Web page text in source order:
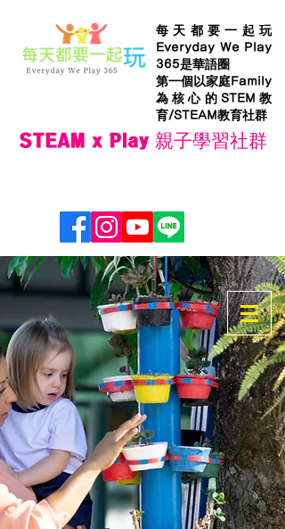
每天都要一起玩
Everyday We Play
365是華語圈
第一個以家庭Family
為核心的STEM教
育/STEAM教育社群
STEAM x Play 親子學習社群